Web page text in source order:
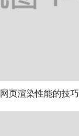
页渲染性能的技巧